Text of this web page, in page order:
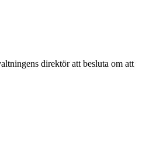
direktör att besluta om att